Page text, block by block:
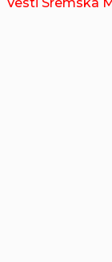
Vesti Sremska